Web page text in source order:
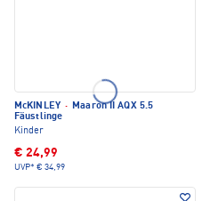
McKINLEY · Maaron II AQX 5.5
Fäustlinge
Kinder
€ 24,99
UVP* € 34,99